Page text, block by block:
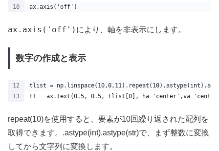
ax.axis('off')
ax.axis('off') により、軸を非表示にします。
数字の作成と表示
tlist =
t1 = ax.text(0.5, 0.5, tlist[0], ha='center',va='center',
repeat(10)を使用すると、要素が10回繰り返された配列を
取得できます。.astype(int).astype(str)で、まず整数に変換
してから文字列に変換します。